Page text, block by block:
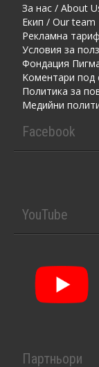
За нас / About
Екип / Our team
Рекламна
Условия за
Фондация
Kоментaри под
Политика за
Медийни
Facebook
YouTube
Партньори